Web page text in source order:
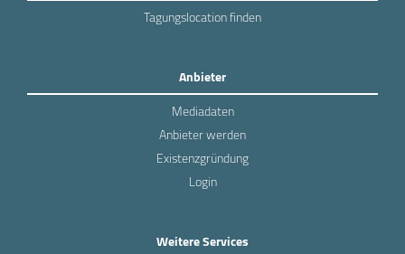
Tagungslocation finden
Anbieter
Mediadaten
Anbieter werden
Existenzgründung
Login
Weitere Services